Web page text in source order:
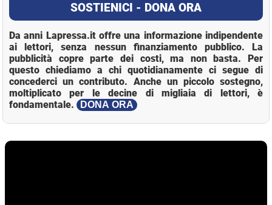
SOSTIENICI - DONA ORA
Da anni Lapressa.it offre una informazione indipendente
ai lettori, senza nessun finanziamento pubblico. La
pubblicità copre parte dei costi, ma non basta. Per
questo chiediamo a chi quotidianamente ci segue di
concederci un contributo. Anche un piccolo sostegno,
moltiplicato per le decine di migliaia di lettori, è
fondamentale.
DONA ORA